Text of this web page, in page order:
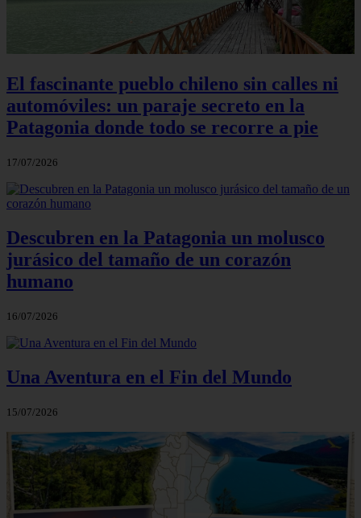
El fascinante pueblo chileno sin calles ni
automóviles: un paraje secreto en la
Patagonia donde todo se recorre a pie
17/07/2026
Descubren en la Patagonia un molusco
jurásico del tamaño de un corazón
humano
16/07/2026
Una Aventura en el Fin del Mundo
15/07/2026